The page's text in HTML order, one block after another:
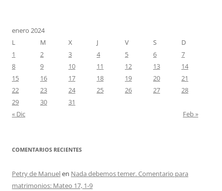
enero 2024
L
M X J V S
D
1
2 3 4 5 6
7
8
9 10 11 12 13
14
15
16 17 18 19 20
21
22
23 24 25 26 27
28
29
30
31
« Dic
Feb »
COMENTARIOS RECIENTES
Petry de Manuelen Nada debemos temer. Comentario para
matrimonios: Mateo 17, 1-9